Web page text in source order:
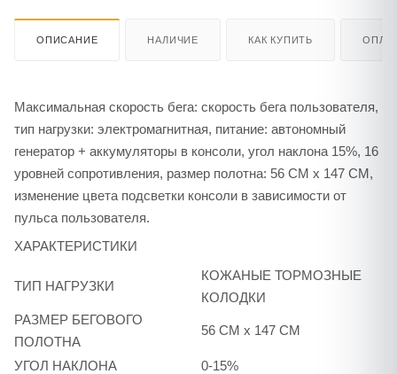
ОПИСАНИЕ НАЛИЧИЕ КАК КУПИТЬ
Максимальная скорость бега: скорость бега пользователя,
тип нагрузки: электромагнитная, питание: автономный
генератор + аккумуляторы в консоли, угол наклона 15%, 16
уровней сопротивления, размер полотна: 56 CM x 147 CM,
изменение цвета подсветки консоли в зависимости от
пульса пользователя.
ХАРАКТЕРИСТИКИ
ТИП НАГРУЗКИ
КОЖАНЫЕ ТОРМОЗНЫЕ
КОЛОДКИ
РАЗМЕР БЕГОВОГО
ПОЛОТНА
56 CM x 147 CM
УГОЛ НАКЛОНА
0-15%